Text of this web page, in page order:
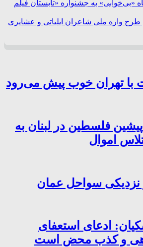
«بی‌خوابی» به جشنواره «تابستان فیلم
واره ملی شاعران ایلیاتی و عشایری
با تهران خوب پیش می‌رود
فلسطین در لبنان به
اموال
نزدیکی سواحل عمان
ادعای استعفای
و کذب محض است